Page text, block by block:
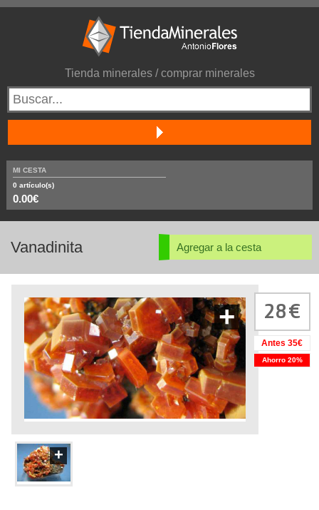
Tienda minerales / comprar minerales
MI CESTA
0 artículo(s)
0.00€
Vanadinita Agregar a la cesta
+
+
28
Antes 35€
Ahorro 20%